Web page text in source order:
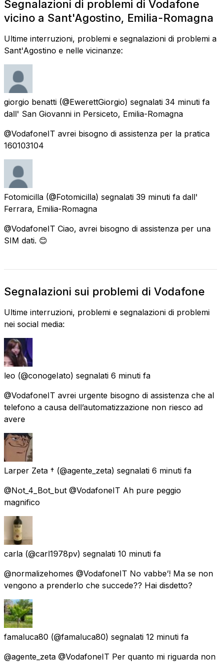
Segnalazioni di problemi di Vodafone
vicino a Sant'Agostino, Emilia-Romagna
Ultime interruzioni, problemi e segnalazioni di problemi a
Sant'Agostino e nelle vicinanze:
giorgio benatti (@EwerettGiorgio) segnalati 34 minuti fa
dall' San Giovanni in Persiceto, Emilia-Romagna
@VodafoneIT avrei bisogno di assistenza per la pratica
160103104
Fotomicilla (@Fotomicilla) segnalati 39 minuti fa dall'
Ferrara, Emilia-Romagna
@VodafoneIT Ciao, avrei bisogno di assistenza per una
SIM dati. 😊
Segnalazioni sui problemi di Vodafone
Ultime interruzioni, problemi e segnalazioni di problemi
nei social media:
leo (@conogeIato) segnalati 6 minuti fa
@VodafoneIT avrei urgente bisogno di assistenza che al
telefono a causa dell’automatizzazione non riesco ad
avere
Larper Zeta † (@agente_zeta) segnalati 6 minuti fa
@Not_4_Bot_but @VodafoneIT Ah pure peggio
magnifico
carla (@carl1978pv) segnalati 10 minuti fa
@normalizehomes @VodafoneIT No vabbe’! Ma se non
vengono a prenderlo che succede?? Hai disdetto?
famaluca80 (@famaluca80) segnalati 12 minuti fa
@agente_zeta @VodafoneIT Per quanto mi riguarda non